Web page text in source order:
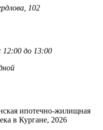
102
12:00 до 13:00
ипотечно-жилищная
в Кургане, 2026